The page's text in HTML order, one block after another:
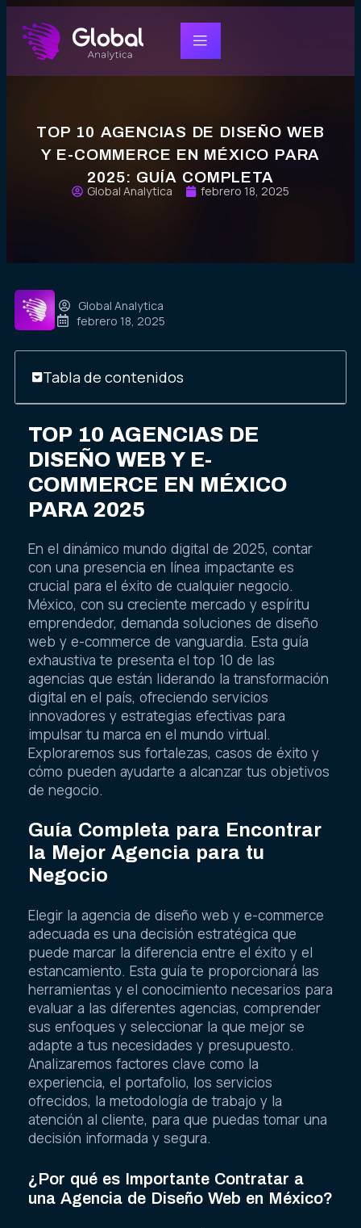
TOP 10 AGENCIAS DE DISEÑO WEB
Y E-COMMERCE EN MÉXICO PARA
2025: GUÍA COMPLETA
Global Analytica febrero 18, 2025
Global Analytica
febrero 18, 2025
Tabla de contenidos
TOP 10 AGENCIAS DE
DISEÑO WEB Y E-
COMMERCE EN MÉXICO
PARA 2025
En el dinámico mundo digital de 2025, contar
con una presencia en línea impactante es
crucial para el éxito de cualquier negocio.
México, con su creciente mercado y espíritu
emprendedor, demanda soluciones de diseño
web y e-commerce de vanguardia. Esta guía
exhaustiva te presenta el top 10 de las
agencias que están liderando la transformación
digital en el país, ofreciendo servicios
innovadores y estrategias efectivas para
impulsar tu marca en el mundo virtual.
Exploraremos sus fortalezas, casos de éxito y
cómo pueden ayudarte a alcanzar tus objetivos
de negocio.
Guía Completa para Encontrar
la Mejor Agencia para tu
Negocio
Elegir la agencia de diseño web y e-commerce
adecuada es una decisión estratégica que
puede marcar la diferencia entre el éxito y el
estancamiento. Esta guía te proporcionará las
herramientas y el conocimiento necesarios para
evaluar a las diferentes agencias, comprender
sus enfoques y seleccionar la que mejor se
adapte a tus necesidades y presupuesto.
Analizaremos factores clave como la
experiencia, el portafolio, los servicios
ofrecidos, la metodología de trabajo y la
atención al cliente, para que puedas tomar una
decisión informada y segura.
¿Por qué es Importante Contratar a
una Agencia de Diseño Web en México?